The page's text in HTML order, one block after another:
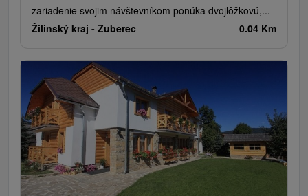
zariadenie svojim návštevníkom ponúka dvojlôžkovú,...
Žilinský kraj - Zuberec 0.04 Km